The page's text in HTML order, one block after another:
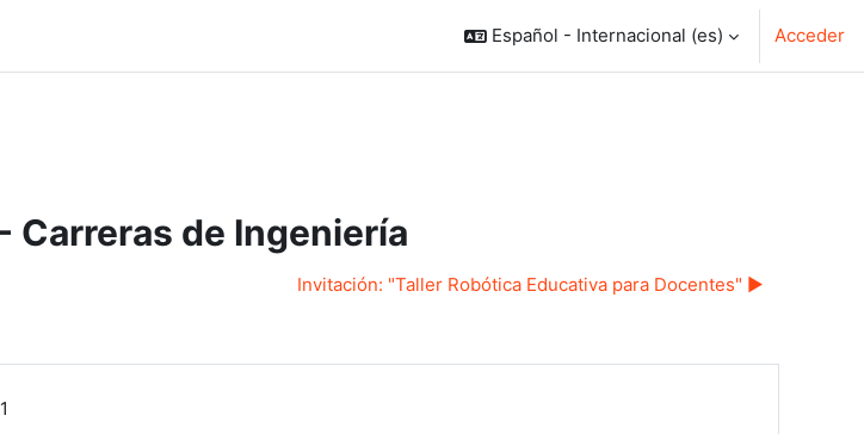
Español - Internacional ‎(es)‎ Acceder
Carreras de Ingeniería
Invitación: "Taller Robótica Educativa para Docentes" ▶︎